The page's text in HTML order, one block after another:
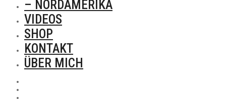
– NORDAMERIKA
VIDEOS
SHOP
KONTAKT
ÜBER MICH